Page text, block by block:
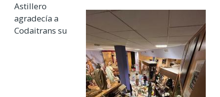
Astillero
agradecía a
Codaitrans su